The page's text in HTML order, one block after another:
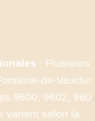
: Plusieurs
de-
9600, 9602,
varient selon la